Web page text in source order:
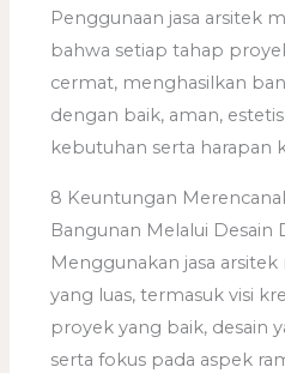
Penggunaan jasa arsitek
bahwa setiap tahap
cermat, menghasilkan
dengan baik, aman,
kebutuhan serta harapan
8 Keuntungan
Bangunan Melalui Desain
Menggunakan jasa
yang luas, termasuk visi
proyek yang baik, desain
serta fokus pada aspek